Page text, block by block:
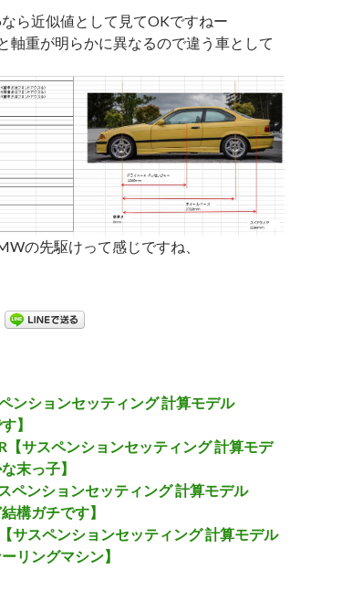
ら近似値として見てOKですねー
軸重が明らかに異なるので違う車として
の先駆けって感じですね、
スペンションセッティング 計算モデルで、、、ノー
ンションセッティング 計算モデル
】
【サスペンションセッティング 計算モデ
末っ子】
ペンションセッティング 計算モデル
構ガチです】
サスペンションセッティング 計算モデル
リングマシン】